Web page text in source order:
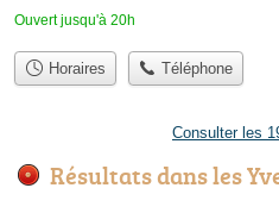
Ouvert jusqu'à 20h
Horaires Téléphone
Consulter les
Résultats dans les